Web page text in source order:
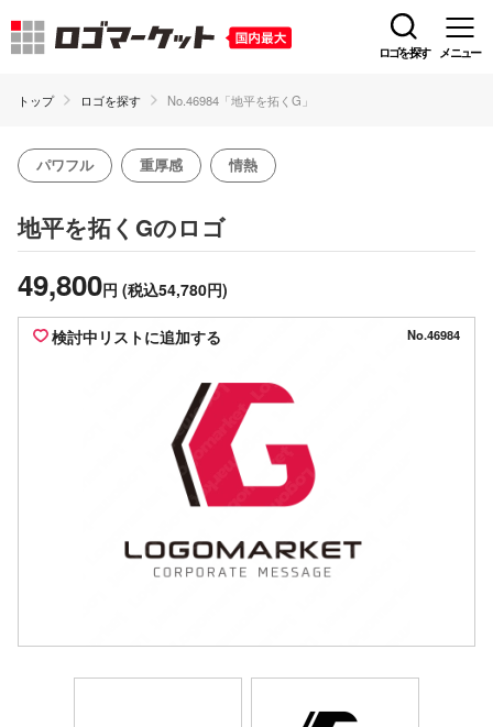
ロゴを探す メニュー
トップ ロゴを探す No.46984「地平を拓くG」
パワフル 重厚感 情熱
地平を拓くGのロゴ
49,800円 (税込54,780円)
検討中リストに追加する No.46984